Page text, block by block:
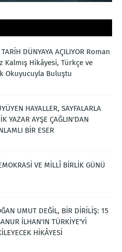
DÜNYAYA AÇILIYOR Roman
Kalmış Hikâyesi, Türkçe ve
Okuyucuyla Buluştu
HAYALLER, SAYFALARLA
YAZAR AYŞE ÇAĞLIN'DAN
BİR ESER
VE MİLLÎ BİRLİK GÜNÜ
UMUT DEĞİL, BİR DİRİLİŞ: 15
İLHAN'IN TÜRKİYE'Yİ
HİKÂYESİ